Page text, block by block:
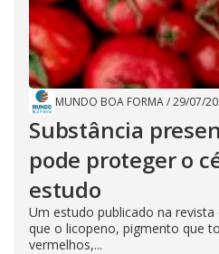
MUNDO BOA FORMA/29/07/
Substância
pode proteger o
estudo
Um estudo publicado na
que o licopeno, pigmento que
vermelhos,...